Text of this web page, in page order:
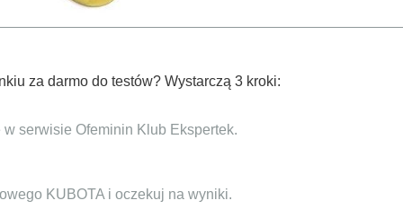
za darmo do testów? Wystarczą 3 kroki:
serwisie Ofeminin Klub Ekspertek.
KUBOTA i oczekuj na wyniki.